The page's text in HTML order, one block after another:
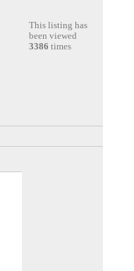
This listing has
been viewed
3386 times